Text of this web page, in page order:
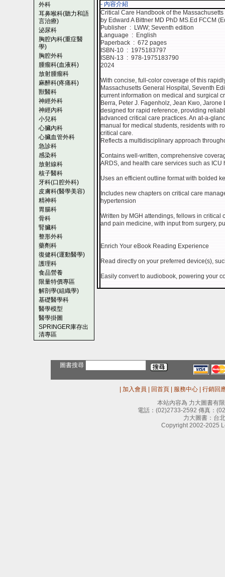
外科
耳鼻喉科(聽力和語
言治療)
泌尿科
胸腔內科(重症醫
學)
胸腔外科
腫瘤科(血液科)
放射腫瘤科
麻醉科(疼痛科)
獸醫科
神經外科
神經內科
小兒科
心臟內科
心臟血管外科
急診科
感染科
放射線科
核子醫科
牙科(口腔外科)
皮膚科(醫學美容)
精神科
胃腸科
骨科
腎臟科
整形外科
藥劑科
復健科(運動醫學)
護理科
食品營養
限量特價專區
解剖學(組織學)
基礎醫學科
醫學模型
醫學掛圖
SPRINGER庫存出
清專區
- 內容介紹
Critical Care Handbook of the
by Edward A Bittner MD PhD MS.Ed FCCM
Publisher ‏ : ‎ LWW; Seventh edition
Language ‏ : ‎ English
Paperback ‏ : ‎ 672 pages
ISBN-10 ‏ : ‎ 1975183797
ISBN-13 ‏ : ‎ 978-1975183790
2024
With concise, full-color coverage of this
Massachusetts General Hospital, Seventh
current information on medical and surgical
Berra, Peter J. Fagenholz, Jean Kwo,
designed for rapid reference, providing
advanced critical care practices. An at-a-
manual for medical students, residents with
critical care.
Reflects a multidisciplinary approach
Contains well-written, comprehensive
ARDS, and health care services such as ICU
Uses an efficient outline format with bolded
Includes new chapters on critical care
hypertension
Written by MGH attendings, fellows in
and pain medicine, with input from surgery,
Enrich Your eBook Reading Experience
Read directly on your preferred device(s),
Easily convert to audiobook, powering your
圖書搜尋
加入會員 回首頁 服務中心
行銷回
本站內容為 力大圖書有
電話： (02)2733-2592 傳真：
力大圖書：台
Copyright 2002-2025